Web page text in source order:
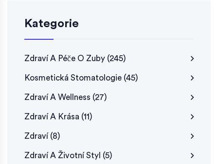
Kategorie
Zdraví A Péče O Zuby (245)
Kosmetická Stomatologie (45)
Zdraví A Wellness (27)
Zdraví A Krása (11)
Zdraví (8)
Zdraví A Životní Styl (5)